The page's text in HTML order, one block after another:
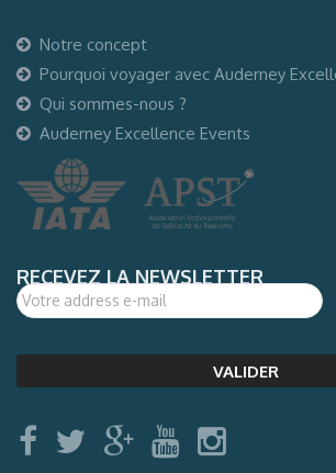
Notre concept
Pourquoi voyager avec Auderney
Qui sommes-nous ?
Auderney Excellence Events
RECEVEZ LA NEWSLETTER